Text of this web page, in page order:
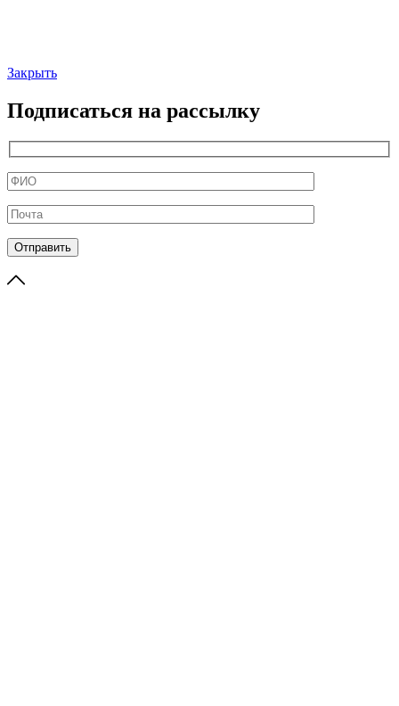
Закрыть
Подписаться на рассылку